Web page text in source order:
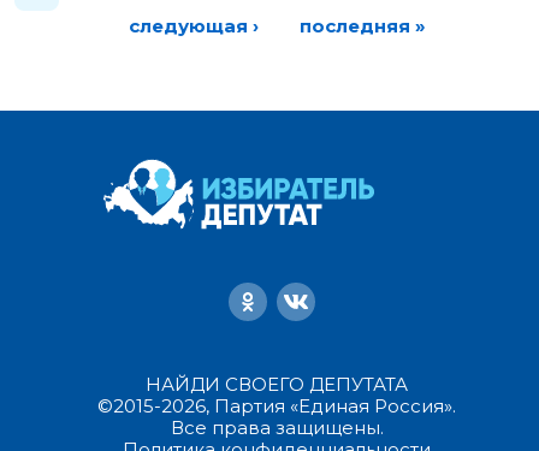
следующая ›
последняя »
НАЙДИ СВОЕГО ДЕПУТАТА
©2015-2026, Партия «Единая Россия».
Все права защищены.